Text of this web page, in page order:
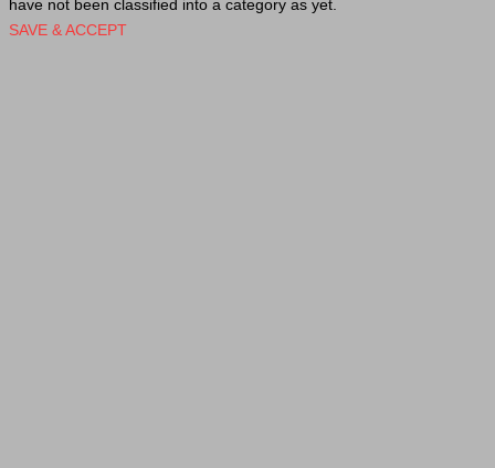
have not been classified into a category as yet.
SAVE & ACCEPT